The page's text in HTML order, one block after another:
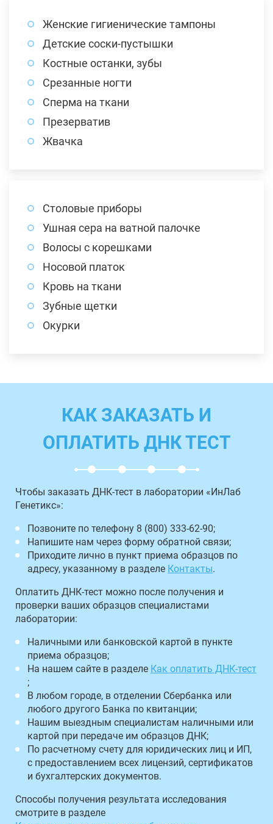
Женские гигиенические тампоны
Детские соски-пустышки
Костные останки, зубы
Срезанные ногти
Сперма на ткани
Презерватив
Жвачка
Столовые приборы
Ушная сера на ватной палочке
Волосы с корешками
Носовой платок
Кровь на ткани
Зубные щетки
Окурки
КАК ЗАКАЗАТЬ И
ОПЛАТИТЬ ДНК ТЕСТ
Чтобы заказать ДНК-тест в лаборатории «ИнЛаб
Генетикс»:
Позвоните по телефону 8 (800) 333-62-90;
Напишите нам через форму обратной связи;
Приходите лично в пункт приема образцов по
адресу, указанному в разделе Контакты.
Оплатить ДНК-тест можно после получения и
проверки ваших образцов специалистами
лаборатории:
Наличными или банковской картой в пункте
приема образцов;
На нашем сайте в разделе Как оплатить ДНК-тест
;
В любом городе, в отделении Сбербанка или
любого другого Банка по квитанции;
Нашим выездным специалистам наличными или
картой при передаче им образцов ДНК;
По расчетному счету для юридических лиц и ИП,
с предоставлением всех лицензий, сертификатов
и бухгалтерских документов.
Способы получения результата исследования
смотрите в разделе